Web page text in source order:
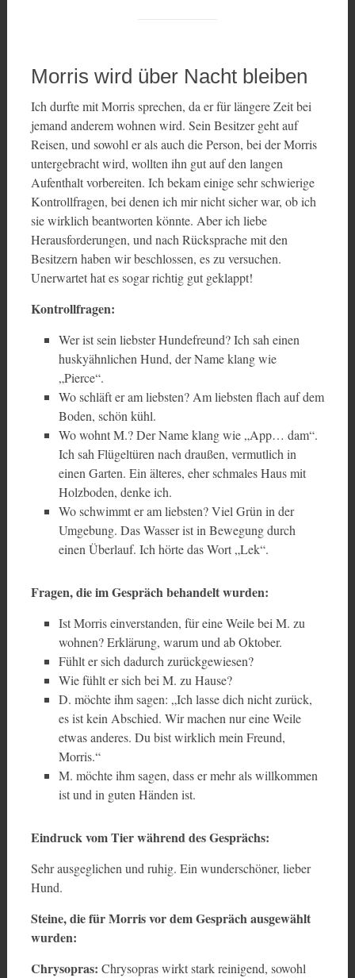
Morris wird über Nacht bleiben
Ich durfte mit Morris sprechen, da er für längere Zeit bei
jemand anderem wohnen wird. Sein Besitzer geht auf
Reisen, und sowohl er als auch die Person, bei der Morris
untergebracht wird, wollten ihn gut auf den langen
Aufenthalt vorbereiten. Ich bekam einige sehr schwierige
Kontrollfragen, bei denen ich mir nicht sicher war, ob ich
sie wirklich beantworten könnte. Aber ich liebe
Herausforderungen, und nach Rücksprache mit den
Besitzern haben wir beschlossen, es zu versuchen.
Unerwartet hat es sogar richtig gut geklappt!
Kontrollfragen:
Wer ist sein liebster Hundefreund? Ich sah einen
huskyähnlichen Hund, der Name klang wie
„Pierce“.
Wo schläft er am liebsten? Am liebsten flach auf dem
Boden, schön kühl.
Wo wohnt M.? Der Name klang wie „App… dam“.
Ich sah Flügeltüren nach draußen, vermutlich in
einen Garten. Ein älteres, eher schmales Haus mit
Holzboden, denke ich.
Wo schwimmt er am liebsten? Viel Grün in der
Umgebung. Das Wasser ist in Bewegung durch
einen Überlauf. Ich hörte das Wort „Lek“.
Fragen, die im Gespräch behandelt wurden:
Ist Morris einverstanden, für eine Weile bei M. zu
wohnen? Erklärung, warum und ab Oktober.
Fühlt er sich dadurch zurückgewiesen?
Wie fühlt er sich bei M. zu Hause?
D. möchte ihm sagen: „Ich lasse dich nicht zurück,
es ist kein Abschied. Wir machen nur eine Weile
etwas anderes. Du bist wirklich mein Freund,
Morris.“
M. möchte ihm sagen, dass er mehr als willkommen
ist und in guten Händen ist.
Eindruck vom Tier während des Gesprächs:
Sehr ausgeglichen und ruhig. Ein wunderschöner, lieber
Hund.
Steine, die für Morris vor dem Gespräch ausgewählt
wurden:
Chrysopras: Chrysopras wirkt stark reinigend, sowohl